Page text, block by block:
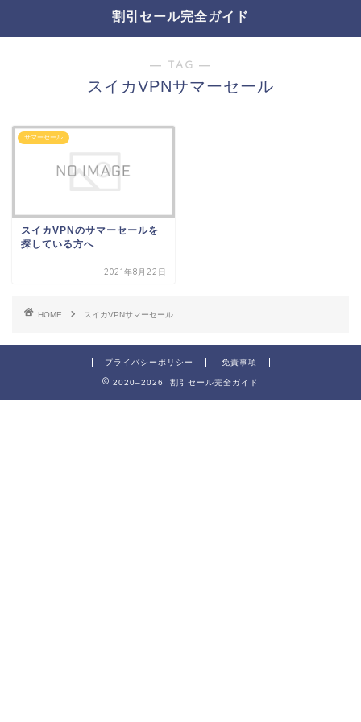
割引セール完全ガイド
― TAG ―
スイカVPNサマーセール
サマーセール
スイカVPNのサマーセールを
探している方へ
2021年8月22日
HOME スイカVPNサマーセール
プライバシーポリシー 免責事項
2020–2026 割引セール完全ガイド